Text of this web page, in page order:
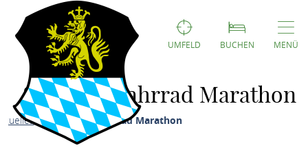
UMFELD BUCHEN MENÜ
Spenden Fahrrad Marathon
Spenden Fahrrad Marathon